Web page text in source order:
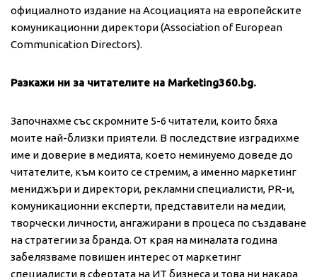
официалното издание на Асоциацията на европейските
комуникационни директори (Association of European
Communication Directors).
Разкажи ни за читателите на Marketing360.bg.
Започнахме със скромните 5-6 читатели, които бяха
моите най-близки приятели. В последствие изградихме
име и доверие в медията, което неминуемо доведе до
читателите, към които се стремим, а именно маркетинг
мениджъри и директори, рекламни специалисти, PR-и,
комуникационни експерти, представители на медии,
творчески личности, ангажирани в процеса по създаване
на стратегии за бранда. От края на миналата година
забелязваме повишен интерес от маркетинг
специалисти в сфертата на ИТ бизнеса и това ни накара